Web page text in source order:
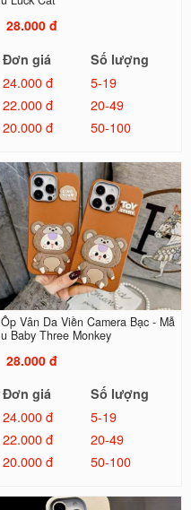
28.000 đ
Đơn giá
Số lượng
24.000 đ
5-19
22.000 đ
20-49
20.000 đ
50-100
Ốp Vân Da Viền Camera Bạc - Mẫ
u Baby Three Monkey
28.000 đ
Đơn giá
Số lượng
24.000 đ
5-19
22.000 đ
20-49
20.000 đ
50-100